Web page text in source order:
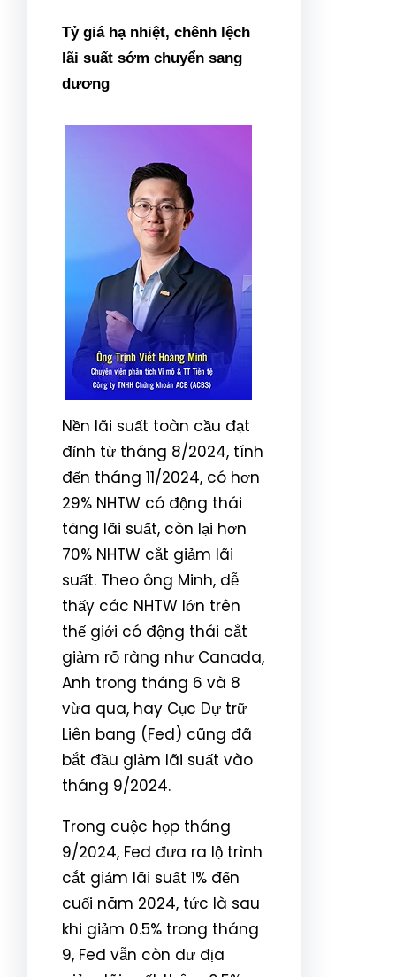
Tỷ giá hạ nhiệt, chênh lệch
lãi suất sớm chuyển sang
dương
Nền lãi suất toàn cầu đạt
đỉnh từ tháng 8/2024, tính
đến tháng 11/2024, có hơn
29% NHTW có động thái
tăng lãi suất, còn lại hơn
70% NHTW cắt giảm lãi
suất. Theo ông Minh, dễ
thấy các NHTW lớn trên
thế giới có động thái cắt
giảm rõ ràng như Canada,
Anh trong tháng 6 và 8
vừa qua, hay Cục Dự trữ
Liên bang (Fed) cũng đã
bắt đầu giảm lãi suất vào
tháng 9/2024.
Trong cuộc họp tháng
9/2024, Fed đưa ra lộ trình
cắt giảm lãi suất 1% đến
cuối năm 2024, tức là sau
khi giảm 0.5% trong tháng
9, Fed vẫn còn dư địa